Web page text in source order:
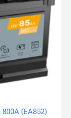
(EA852)